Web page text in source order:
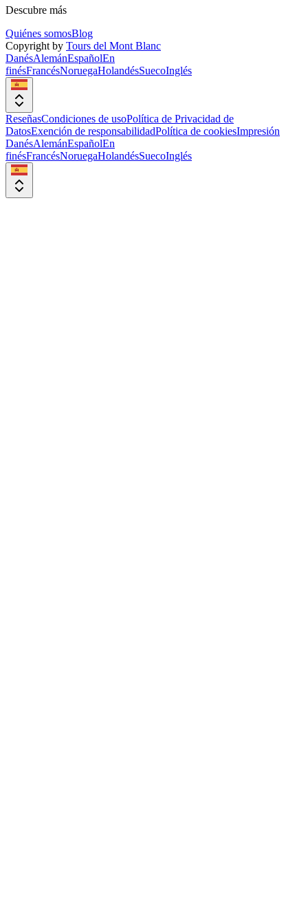
Descubre más
Quiénes somosBlog
Copyright by Tours del Mont Blanc
DanésAlemánEspañolEn
finésFrancésNoruegaHolandésSuecoInglés
ReseñasCondiciones de usoPolítica de Privacidad de
DatosExención de responsabilidadPolítica de cookiesImpresión
DanésAlemánEspañolEn
finésFrancésNoruegaHolandésSuecoInglés